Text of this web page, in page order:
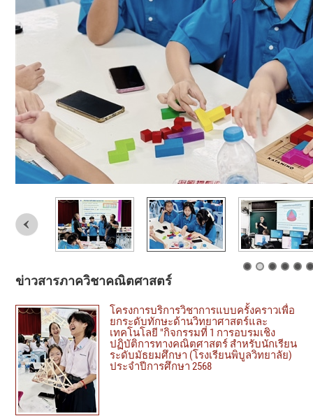
ข่าวสารภาควิชาคณิตศาสตร์
โครงการบริการวิชาการแบบครั้งคราวเพื่อ
ยกระดับทักษะด้านวิทยาศาสตร์และ
เทคโนโลยี "กิจกรรมที่ 1 การอบรมเชิง
ปฏิบัติการทางคณิตศาสตร์ สำหรับนักเรียน
ระดับมัธยมศึกษา (โรงเรียนพิบูลวิทยาลัย)
ประจำปีการศึกษา 2568